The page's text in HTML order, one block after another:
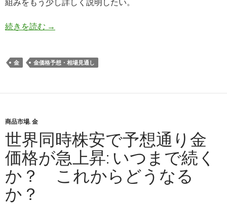
続きを読む 2016年、リスクオフで金が買われる本当の理由
→
金 金価格予想・相場見通し
商品市場, 金
世界同時株安で予想通り金
価格が急上昇: いつまで続く
か？ これからどうなる
か？